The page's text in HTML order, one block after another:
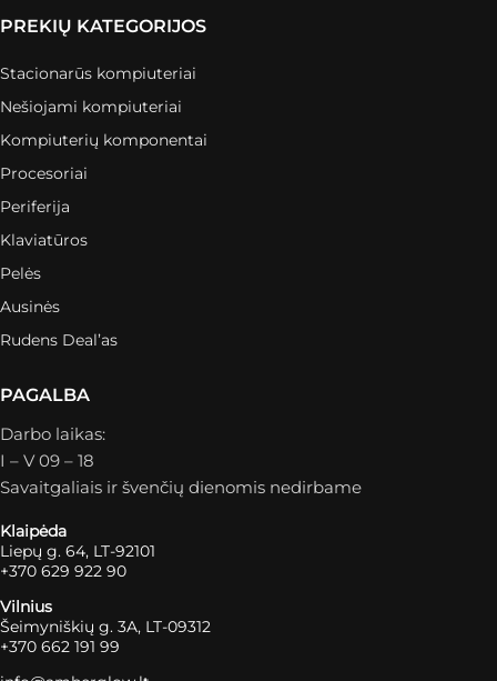
PREKIŲ KATEGORIJOS
Stacionarūs kompiuteriai
Nešiojami kompiuteriai
Kompiuterių komponentai
Procesoriai
Periferija
Klaviatūros
Pelės
Ausinės
Rudens Deal’as
PAGALBA
Darbo laikas:
I – V 09 – 18
Savaitgaliais ir švenčių dienomis nedirbame
Klaipėda
Liepų g. 64, LT-92101
+370 629 922 90
Vilnius
Šeimyniškių g. 3A, LT-09312
+370 662 191 99